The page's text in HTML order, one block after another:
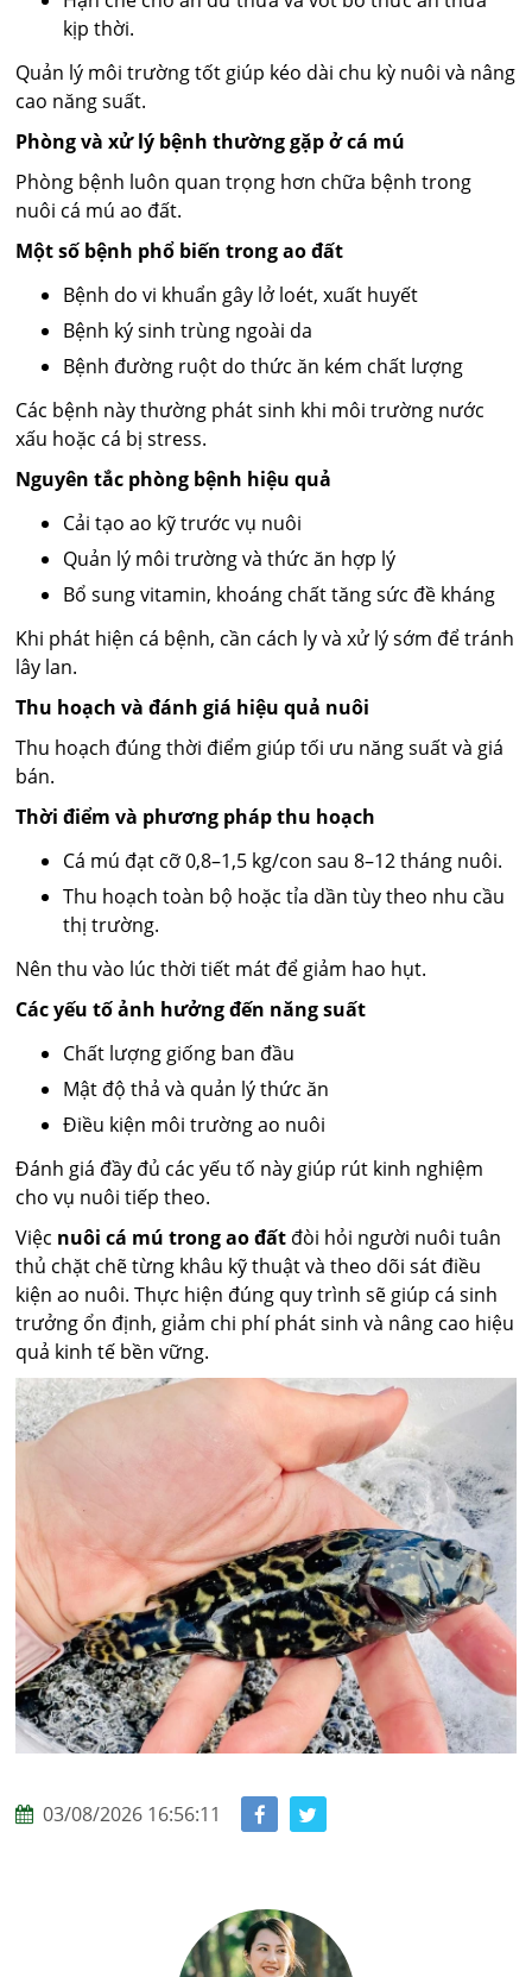
kịp thời.
Quản lý môi trường tốt giúp kéo dài chu kỳ nuôi và nâng
cao năng suất.
Phòng và xử lý bệnh thường gặp ở cá mú
Phòng bệnh luôn quan trọng hơn chữa bệnh trong
nuôi cá mú ao đất.
Một số bệnh phổ biến trong ao đất
Bệnh do vi khuẩn gây lở loét, xuất huyết
Bệnh ký sinh trùng ngoài da
Bệnh đường ruột do thức ăn kém chất lượng
Các bệnh này thường phát sinh khi môi trường nước
xấu hoặc cá bị stress.
Nguyên tắc phòng bệnh hiệu quả
Cải tạo ao kỹ trước vụ nuôi
Quản lý môi trường và thức ăn hợp lý
Bổ sung vitamin, khoáng chất tăng sức đề kháng
Khi phát hiện cá bệnh, cần cách ly và xử lý sớm để tránh
lây lan.
Thu hoạch và đánh giá hiệu quả nuôi
Thu hoạch đúng thời điểm giúp tối ưu năng suất và giá
bán.
Thời điểm và phương pháp thu hoạch
Cá mú đạt cỡ 0,8–1,5 kg/con sau 8–12 tháng nuôi.
Thu hoạch toàn bộ hoặc tỉa dần tùy theo nhu cầu
thị trường.
Nên thu vào lúc thời tiết mát để giảm hao hụt.
Các yếu tố ảnh hưởng đến năng suất
Chất lượng giống ban đầu
Mật độ thả và quản lý thức ăn
Điều kiện môi trường ao nuôi
Đánh giá đầy đủ các yếu tố này giúp rút kinh nghiệm
cho vụ nuôi tiếp theo.
Việc nuôi cá mú trong ao đất đòi hỏi người nuôi tuân
thủ chặt chẽ từng khâu kỹ thuật và theo dõi sát điều
kiện ao nuôi. Thực hiện đúng quy trình sẽ giúp cá sinh
trưởng ổn định, giảm chi phí phát sinh và nâng cao hiệu
quả kinh tế bền vững.
03/08/2026 16:56:11